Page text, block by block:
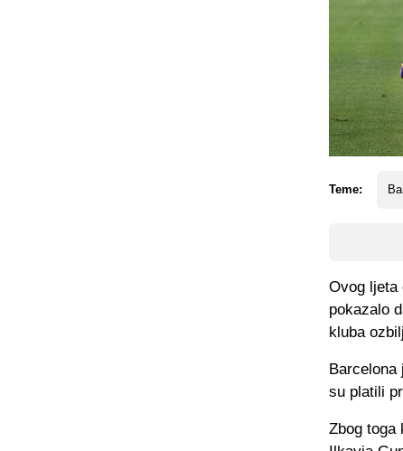
Teme:
Ovog ljeta
pokazalo
kluba
Barcelona
su platili
Zbog toga